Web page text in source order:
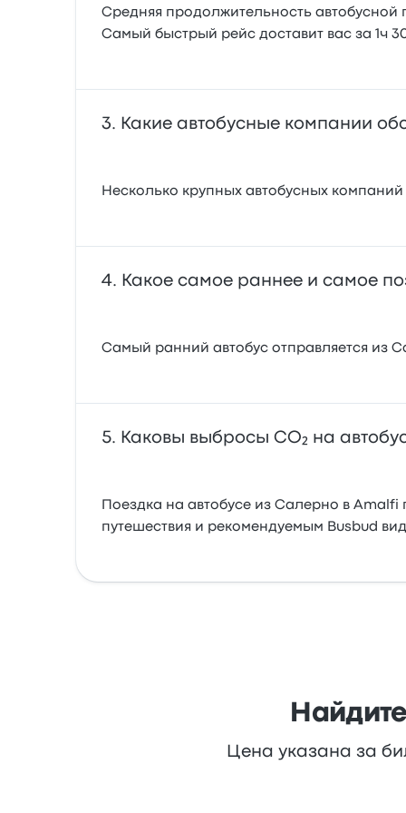
Средняя продолжительность автобусной
Самый быстрый рейс доставит вас за 1ч
Какие автобусные компании
Несколько крупных автобусных
Какое самое раннее и самое
Самый ранний автобус отправляется из
Каковы выбросы CO₂ на
Поездка на автобусе из Салерно в
путешествия и рекомендуемым Busbud
Цена указана за